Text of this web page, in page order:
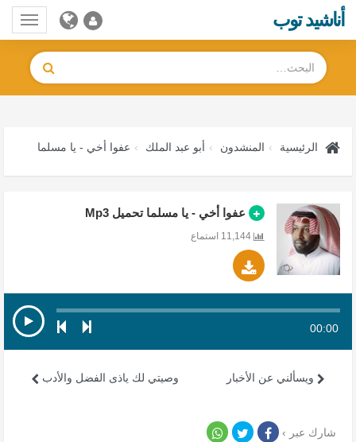
أناشيد توب
الرئيسية المنشدون أبو عبد الملك عفوا أخي - يا مسلما
عفوا أخي - يا مسلما تحميل Mp3
00:00
وصيتي لك ياذى الفضل والأدب ويسألني عن الأخبار
شارك عبر ›